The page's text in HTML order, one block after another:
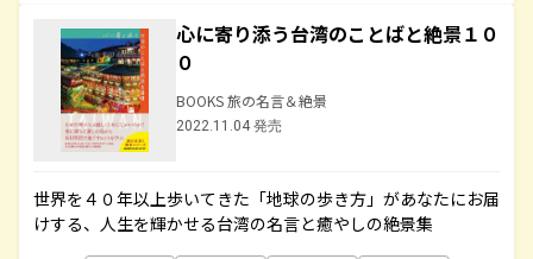
心に寄り添う台湾のことばと絶景１０
０
BOOKS 旅の名言＆絶景
2022.11.04 発売
世界を４０年以上歩いてきた「地球の歩き方」があなたにお届
けする、人生を輝かせる台湾の名言と癒やしの絶景集